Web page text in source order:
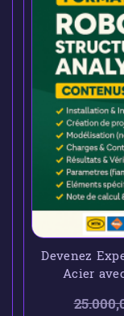
Devenez
Acier